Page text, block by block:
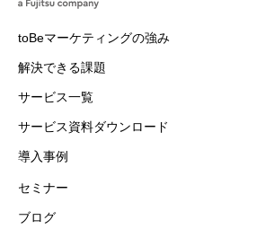
toBeマーケティングの強み
解決できる課題
サービス一覧
サービス資料ダウンロード
導入事例
セミナー
ブログ